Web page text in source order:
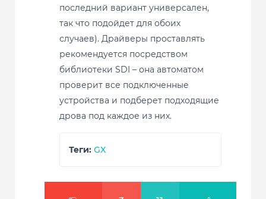
последний вариант универсален,
так что подойдет для обоих
случаев). Драйверы проставлять
рекомендуется посредством
библиотеки SDI – она автоматом
проверит все подключенные
устройства и подберет подходящие
дрова под каждое из них.
Теги: GX